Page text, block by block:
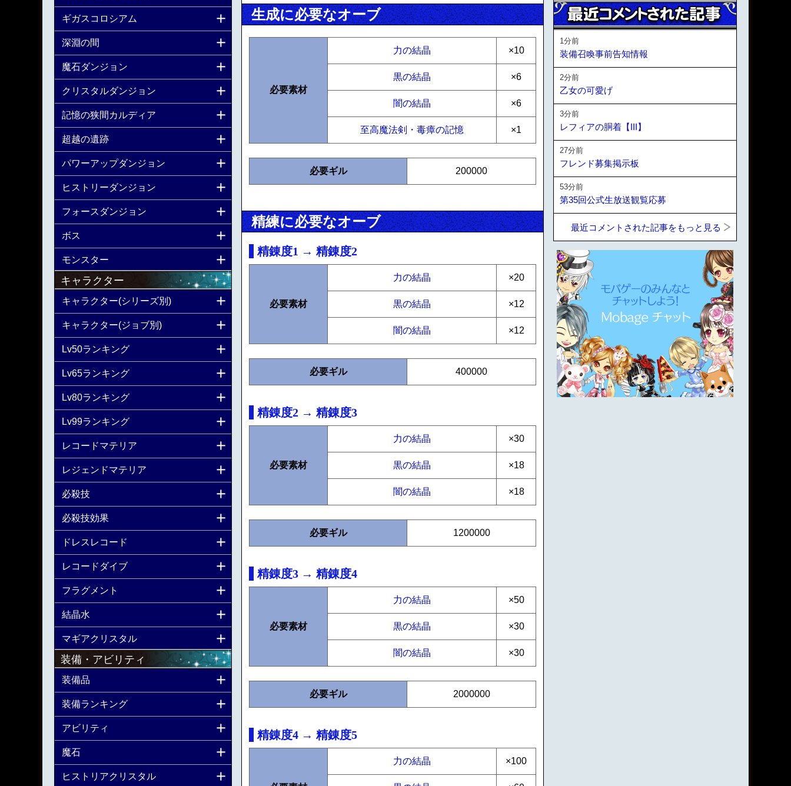
生成に必要なオーブ
必要素材
力の結晶 ×10
黒の結晶 ×6
闇の結晶 ×6
至高魔法剣・毒瘴の記憶 ×1
必要ギル 200000
精練に必要なオーブ
精錬度1 → 精錬度2
必要素材
力の結晶 ×20
黒の結晶 ×12
闇の結晶 ×12
必要ギル 400000
精錬度2 → 精錬度3
必要素材
力の結晶 ×30
黒の結晶 ×18
闇の結晶 ×18
必要ギル 1200000
精錬度3 → 精錬度4
必要素材
力の結晶 ×50
黒の結晶 ×30
闇の結晶 ×30
必要ギル 2000000
精錬度4 → 精錬度5
力の結晶 ×100
ギガスコロシアム
深淵の間
魔石ダンジョン
クリスタルダンジョン
記憶の狭間カルディア
超越の遺跡
パワーアップダンジョン
ヒストリーダンジョン
フォースダンジョン
ボス
モンスター
キャラクター
キャラクター(シリーズ別)
キャラクター(ジョブ別)
Lv50ランキング
Lv65ランキング
Lv80ランキング
Lv99ランキング
レコードマテリア
レジェンドマテリア
必殺技
必殺技効果
ドレスレコード
レコードダイブ
フラグメント
結晶水
マギアクリスタル
装備・アビリティ
装備品
装備ランキング
アビリティ
魔石
ヒストリアクリスタル
1分前
装備召喚事前告知情報
2分前
乙女の可愛げ
3分前
レフィアの胴着【III】
27分前
フレンド募集掲示板
53分前
第35回公式生放送観覧応募
最近コメントされた記事をもっと見る